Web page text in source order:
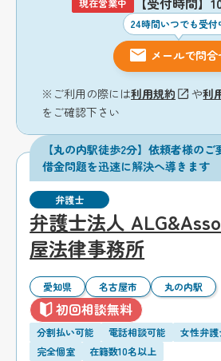
24時間いつでも受付
メールで問合
※ご利用の際には利用規約 や利
をご確認下さい
【丸の内駅徒歩2分】依頼者様のご
借金問題を迅速に解決へ導きます
弁護士
弁護士法人
屋法律事務所
愛知県 名古屋市 丸の内駅
初回相談無料
分割払い可能 電話相談可能
女性弁
完全個室
在籍数10名以上